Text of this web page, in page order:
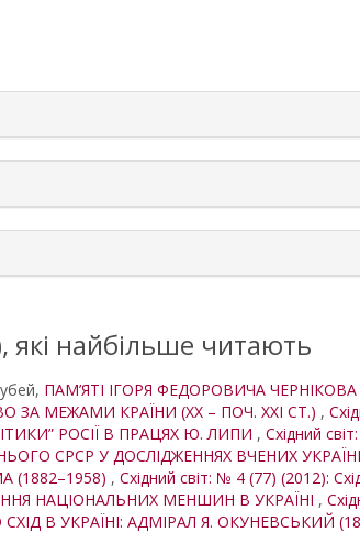
які найбільше читають
ПАМ’ЯТІ ІГОРЯ ФЕДОРОВИЧА ЧЕРНІКОВА
ЗА МЕЖАМИ КРАЇНИ (XX – ПОЧ. XXI СТ.) ,
РОСІЇ В ПРАЦЯХ Ю. ЛИПИ , Східний
СРСР У ДОСЛІДЖЕННЯХ ВЧЕНИХ
(1882–1958) , Східний світ: № 4 (77) (2012):
НАЦІОНАЛЬНИХ МЕНШИН В УКРАЇНІ ,
В УКРАЇНІ: АДМІРАЛ Я. ОКУНЕВСЬКИЙ